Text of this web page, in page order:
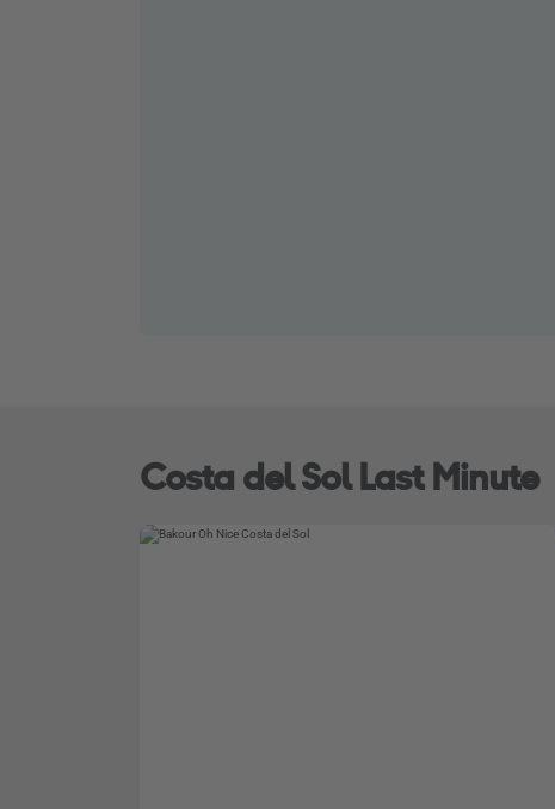
Costa del Sol Last Minute